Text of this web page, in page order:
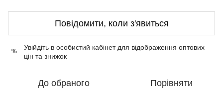
Повідомити, коли з'явиться
%
Увійдіть в особистий кабінетдля відображення оптових
цін та знижок
До обраного Порівняти